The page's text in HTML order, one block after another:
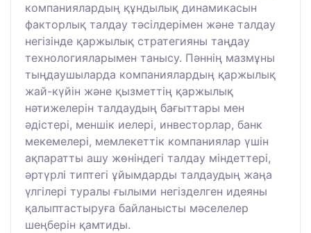
компаниялардың құндылық динамикасын
факторлық талдау тәсілдерімен және талдау
негізінде қаржылық стратегияны таңдау
технологияларымен танысу. Пәннің мазмұны
тыңдаушыларда компаниялардың қаржылық
жай-күйін және қызметтің қаржылық
нәтижелерін талдаудың бағыттары мен
әдістері, меншік иелері, инвесторлар, банк
мекемелері, мемлекеттік компаниялар үшін
ақпаратты ашу жөніндегі талдау міндеттері,
әртүрлі типтегі ұйымдарды талдаудың жаңа
үлгілері туралы ғылыми негізделген идеяны
қалыптастыруға байланысты мәселелер
шеңберін қамтиды.